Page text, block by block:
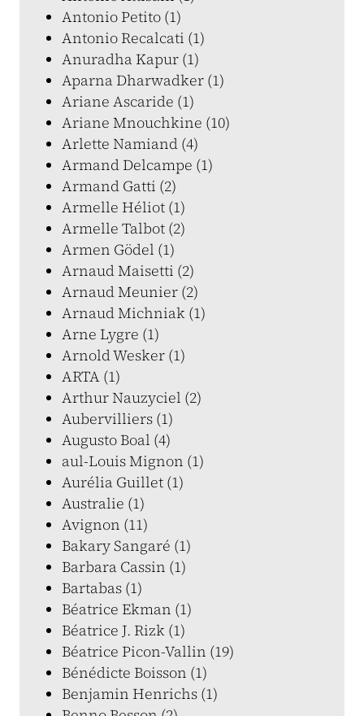
Antonio Petito (1)
Antonio Recalcati (1)
Anuradha Kapur (1)
Aparna Dharwadker (1)
Ariane Ascaride (1)
Ariane Mnouchkine (10)
Arlette Namiand (4)
Armand Delcampe (1)
Armand Gatti (2)
Armelle Héliot (1)
Armelle Talbot (2)
Armen Gödel (1)
Arnaud Maisetti (2)
Arnaud Meunier (2)
Arnaud Michniak (1)
Arne Lygre (1)
Arnold Wesker (1)
ARTA (1)
Arthur Nauzyciel (2)
Aubervilliers (1)
Augusto Boal (4)
aul-Louis Mignon (1)
Aurélia Guillet (1)
Australie (1)
Avignon (11)
Bakary Sangaré (1)
Barbara Cassin (1)
Bartabas (1)
Béatrice Ekman (1)
Béatrice J. Rizk (1)
Béatrice Picon-Vallin (19)
Bénédicte Boisson (1)
Benjamin Henrichs (1)